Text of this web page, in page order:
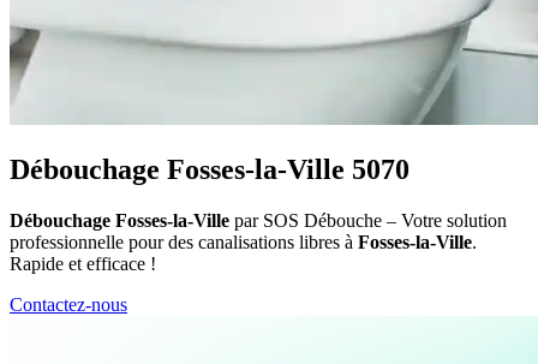
Débouchage Fosses-la-Ville 5070
Débouchage Fosses-la-Ville par SOS Débouche – Votre solution
professionnelle pour des canalisations libres à Fosses-la-Ville.
Rapide et efficace !
Contactez-nous